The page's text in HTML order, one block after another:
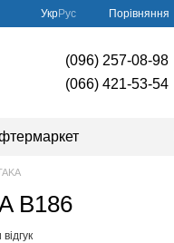
УкрРус Порівняння
(096) 257-08-98
(066) 421-53-54
B186